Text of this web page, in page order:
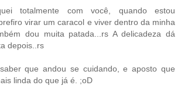
totalmente com você, quando estou
virar um caracol e viver dentro da minha
dou muita patada...rs A delicadeza dá
depois..rs
que andou se cuidando, e aposto que
linda do que já é. ;oD